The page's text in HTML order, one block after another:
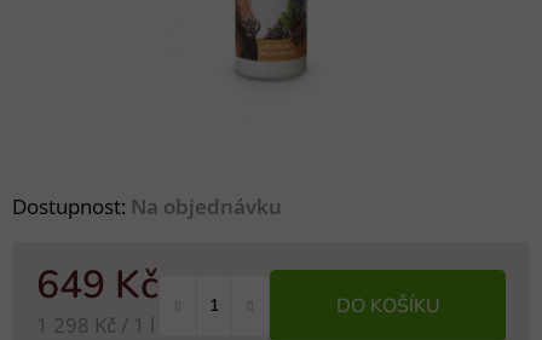
Dostupnost: Na objednávku
649 Kč
Měrná cena:
1 298 Kč / 1 l
DO KOŠÍKU